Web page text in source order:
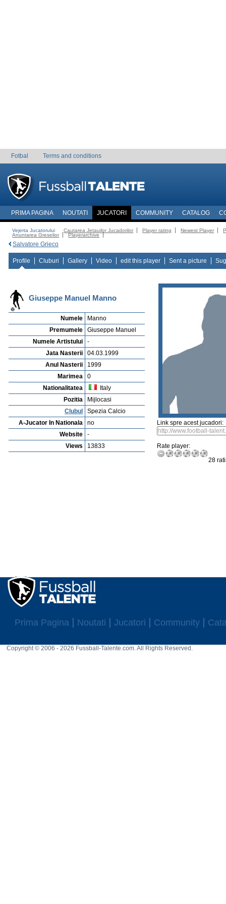
Fotbal Terms and conditions
PRIMA PAGINA NOUTATI JUCATORI COMMUNITY CATALOG
Vejerta Jucatorului Cautarea Jetauilor Jucadorilor Player rating Newest Player
Anuntarea Greselior
Playerarchive
Salvatore Grieco
Profile Cluburi Gallery Video edit this player Sent a picture
Giuseppe Manuel Manno
Numele
Manno
Premumele
Giuseppe Manuel
Numele Artistului
-
Jata Nasterii
04.03.1999
Anul Nasterii
1999
Marimea
0
Nationalitatea
Italy
Pozitia
Mijlocasi
Clubul
Spezia Calcio
A-Jucator In Nationala
no
Website
-
Views
13833
Link spre acest jucadori:
Rate player:
28
Prima Pagina Noutati Jucatori Community
Copyright © 2006 - 2026 Fussball-Talente.com. All Rights Reserved.